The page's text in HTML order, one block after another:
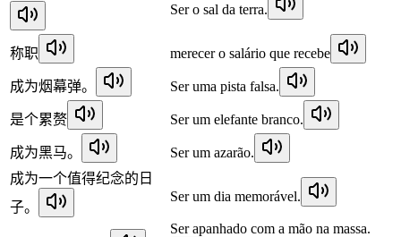
Ser o sal da terra.
称职 merecer o salário que recebe
成为烟幕弹。 Ser uma pista falsa.
是个累赘 Ser um elefante branco.
成为黑马。
Ser um azarão.
成为一个值得纪念的日
子。
Ser um dia memorável.
Ser apanhado com a mão na massa.